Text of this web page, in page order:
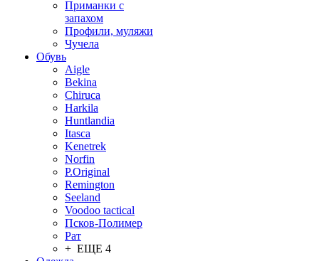
Приманки с
запахом
Профили, муляжи
Чучела
Обувь
Aigle
Bekina
Chiruсa
Harkila
Huntlandia
Itasca
Kenetrek
Norfin
P.Original
Remington
Seeland
Voodoo tactical
Псков-Полимер
Рат
+ ЕЩЕ 4